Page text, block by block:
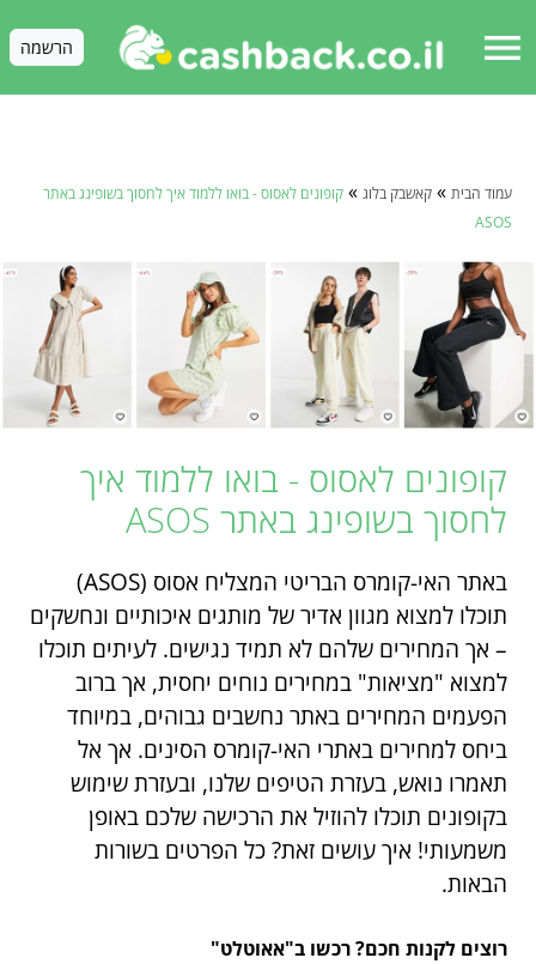
menu הרשמה
עמוד הבית » קאשבק בלוג » קופונים לאסוס - בואו ללמוד איך לחסוך בשופינג באתר
ASOS
קופונים לאסוס - בואו ללמוד איך
לחסוך בשופינג באתר ASOS
באתר האי-קומרס הבריטי המצליח אסוס (ASOS)
תוכלו למצוא מגוון אדיר של מותגים איכותיים ונחשקים
– אך המחירים שלהם לא תמיד נגישים. לעיתים תוכלו
למצוא "מציאות" במחירים נוחים יחסית, אך ברוב
הפעמים המחירים באתר נחשבים גבוהים, במיוחד
ביחס למחירים באתרי האי-קומרס הסינים. אך אל
תאמרו נואש, בעזרת הטיפים שלנו, ובעזרת שימוש
בקופונים תוכלו להוזיל את הרכישה שלכם באופן
משמעותי! איך עושים זאת? כל הפרטים בשורות
הבאות.
רוצים לקנות חכם? רכשו ב"אאוטלט"